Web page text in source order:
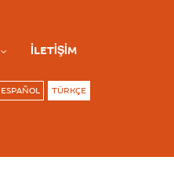
İLETIŞIM
ESPAÑOL TÜRKÇE